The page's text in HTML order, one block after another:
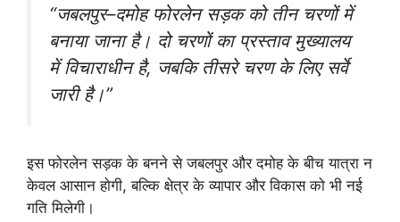
“जबलपुर–दमोह फोरलेन सड़क को तीन चरणों में
बनाया जाना है। दो चरणों का प्रस्ताव मुख्यालय
में विचाराधीन है, जबकि तीसरे चरण के लिए सर्वे
जारी है।”
इस फोरलेन सड़क के बनने से जबलपुर और दमोह के बीच यात्रा न
केवल आसान होगी, बल्कि क्षेत्र के व्यापार और विकास को भी नई
गति मिलेगी।